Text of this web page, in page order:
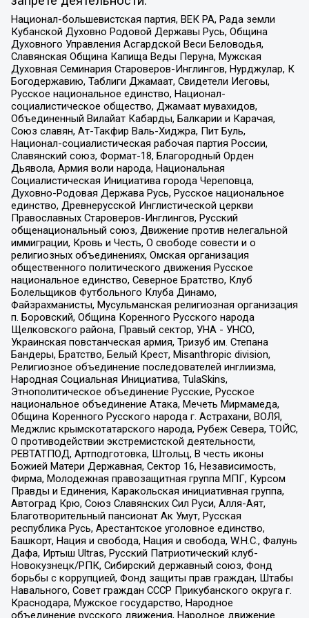
Национал-большевистская партия, ВЕК РА, Рада земли
Кубанской Духовно Родовой Державы Русь, Община
Духовного Управления Асгардской Веси Беловодья,
Славянская Община Капища Веды Перуна, Мужская
Духовная Семинария Староверов-Инглингов, Нурджулар, К
Богодержавию, Таблиги Джамаат, Свидетели Иеговы,
Русское национальное единство, Национал-
социалистическое общество, Джамаат мувахидов,
Объединенный Вилайат Кабарды, Балкарии и Карачая,
Союз славян, Ат-Такфир Валь-Хиджра, Пит Буль,
Национал-социалистическая рабочая партия России,
Славянский союз, Формат-18, Благородный Орден
Дьявола, Армия воли народа, Национальная
Социалистическая Инициатива города Череповца,
Духовно-Родовая Держава Русь, Русское национальное
единство, Древнерусской Инглистической церкви
Православных Староверов-Инглингов, Русский
общенациональный союз, Движение против нелегальной
иммиграции, Кровь и Честь, О свободе совести и о
религиозных объединениях, Омская организация
общественного политического движения Русское
национальное единство, Северное Братство, Клуб
Болельщиков Футбольного Клуба Динамо,
Файзрахманисты, Мусульманская религиозная организация
п. Боровский, Община Коренного Русского народа
Щелковского района, Правый сектор, УНА - УНСО,
Украинская повстанческая армия, Тризуб им. Степана
Бандеры, Братство, Белый Крест, Misanthropic division,
Религиозное объединение последователей инглиизма,
Народная Социальная Инициатива, TulaSkins,
Этнополитическое объединение Русские, Русское
национальное объединение Атака, Мечеть Мирмамеда,
Община Коренного Русского народа г. Астрахани, ВОЛЯ,
Меджлис крымскотатарского народа, Рубеж Севера, ТОЙС,
О противодействии экстремистской деятельности,
РЕВТАТПОД, Артподготовка, Штольц, В честь иконы
Божией Матери Державная, Сектор 16, Независимость,
Фирма, Молодежная правозащитная группа МПГ, Курсом
Правды и Единения, Каракольская инициативная группа,
Автоград Крю, Союз Славянских Сил Руси, Алля-Аят,
Благотворительный пансионат Ак Умут, Русская
республика Русь, Арестантское уголовное единство,
Башкорт, Нация и свобода, Нация и свобода, W.H.С., Фалунь
Дафа, Иртыш Ultras, Русский Патриотический клуб-
Новокузнецк/РПК, Сибирский державный союз, Фонд
борьбы с коррупцией, Фонд защиты прав граждан, Штабы
Навального, Совет граждан СССР Прикубанского округа г.
Краснодара, Мужское государство, Народное
объединение русского движения, Народное движение